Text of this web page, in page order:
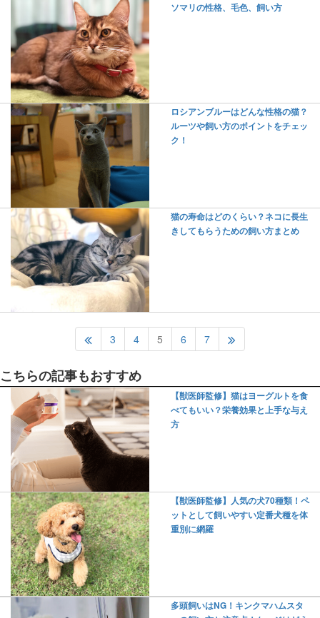
ソマリの性格、毛色、飼い方
ロシアンブルーはどんな性格の猫？
ルーツや飼い方のポイントをチェッ
ク！
猫の寿命はどのくらい？ネコに長生
きしてもらうための飼い方まとめ
3 4 5 6 7
こちらの記事もおすすめ
【獣医師監修】猫はヨーグルトを食
べてもいい？栄養効果と上手な与え
方
【獣医師監修】人気の犬70種類！ペ
ットとして飼いやすい定番犬種を体
重別に網羅
多頭飼いはNG！キンクマハムスタ